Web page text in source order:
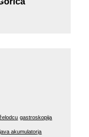
gastroskopija
akumulatorja